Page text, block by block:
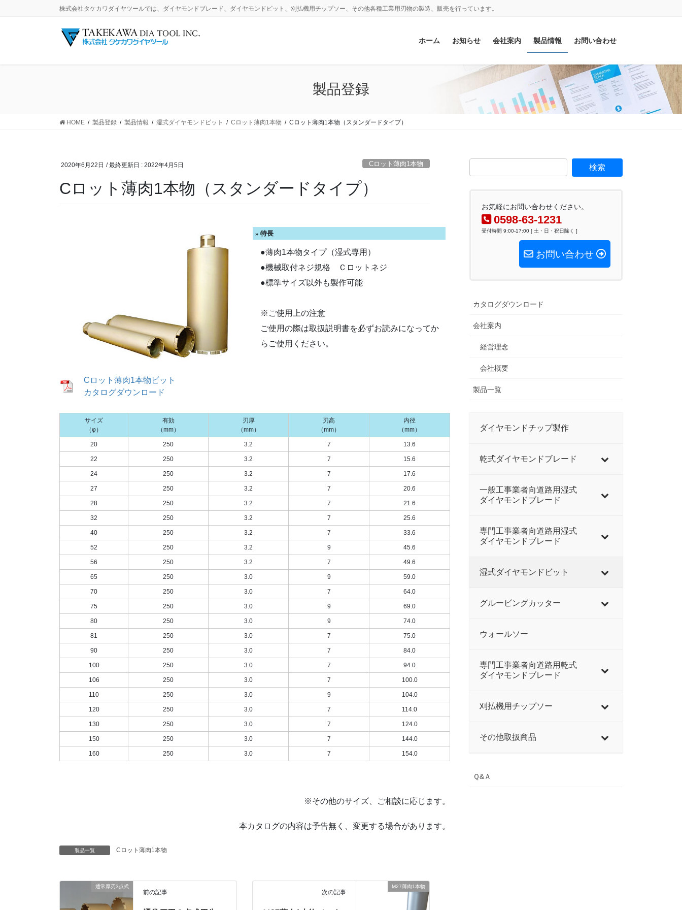
株式会社タケカワダイヤツールでは、ダイヤモンドブレード、ダイヤモンドビット、刈払機用チップソー、その他各種工業用刃物の製造、販売を行っています。
ホーム お知らせ 会社案内 製品情報 お問い合わせ
製品登録
HOME 製品登録 製品情報 湿式ダイヤモンドビット Cロット薄肉1本物 Cロット薄肉1本物（スタンダードタイプ）
2020年6月22日 / 最終更新日 : 2022年4月5日 Cロット薄肉1本物
Cロット薄肉1本物（スタンダードタイプ）
Cロット薄肉1本物ビット
カタログダウンロード
» 特長
●薄肉1本物タイプ（湿式専用）
●機械取付ネジ規格 Ｃロットネジ
●標準サイズ以外も製作可能
※ご使用上の注意
ご使用の際は取扱説明書を必ずお読みになってか
らご使用ください。
サイズ
（φ）
有効
（mm）
刃厚
（mm）
刃高
（mm）
内径
（mm）
20 250 3.2 7 13.6
22 250 3.2 7 15.6
24 250 3.2 7 17.6
27 250 3.2 7 20.6
28 250 3.2 7 21.6
32 250 3.2 7 25.6
40 250 3.2 7 33.6
52 250 3.2 9 45.6
56 250 3.2 7 49.6
65 250 3.0 9 59.0
70 250 3.0 7 64.0
75 250 3.0 9 69.0
80 250 3.0 9 74.0
81 250 3.0 7 75.0
90 250 3.0 7 84.0
100 250 3.0 7 94.0
106 250 3.0 7 100.0
110 250 3.0 9 104.0
120 250 3.0 7 114.0
130 250 3.0 7 124.0
150 250 3.0 7 144.0
160 250 3.0 7 154.0
※その他のサイズ、ご相談に応じます。
本カタログの内容は予告無く、変更する場合があります。
製品一覧 Cロット薄肉1本物
通常厚刃3点式
前の記事
M27薄肉1本物
次の記事
お気軽にお問い合わせください。
0598-63-1231
受付時間 9:00-17:00 [ 土・日・祝日除く ]
お問い合わせ
カタログダウンロード
会社案内
経営理念
会社概要
製品一覧
ダイヤモンドチップ製作
乾式ダイヤモンドブレード
一般工事業者向道路用湿式
ダイヤモンドブレード
専門工事業者向道路用湿式
ダイヤモンドブレード
湿式ダイヤモンドビット
グルービングカッター
ウォールソー
専門工事業者向道路用乾式
ダイヤモンドブレード
刈払機用チップソー
その他取扱商品
Ｑ&Ａ